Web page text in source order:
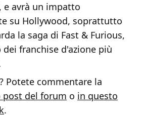
avrà un impatto
su Hollywood, soprattutto
la saga di Fast & Furious,
franchise d'azione più
Potete commentare la
post del forum o in questo
.